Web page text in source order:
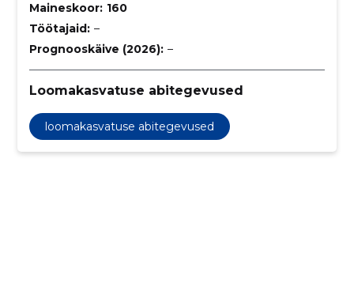
Maineskoor: 160
Töötajaid: –
Prognooskäive (2026): –
Loomakasvatuse abitegevused
loomakasvatuse abitegevused